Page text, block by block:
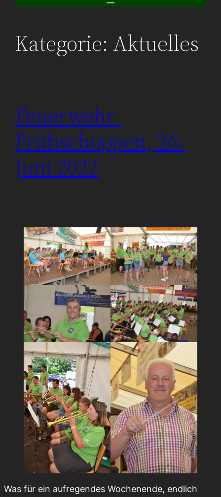
Kategorie: Aktuelles
Feuerwehr-
Frühschoppen, 26.
Juni 2022
Was für ein aufregendes Wochenende, endlich